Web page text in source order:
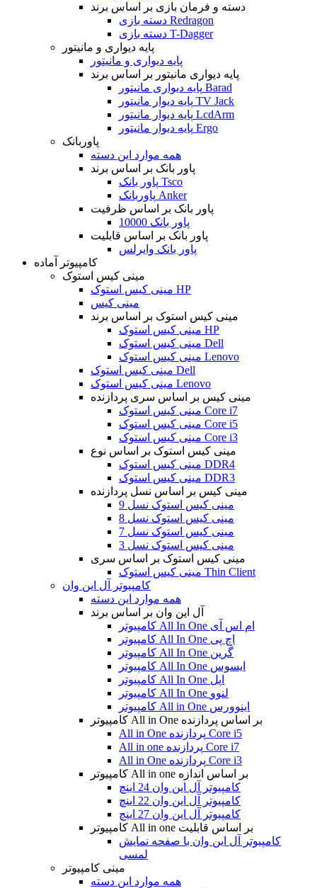
دسته و فرمان بازی بر اساس برند
دسته بازی Redragon
دسته بازی T-Dagger
پایه دیواری و مانیتور
پایه دیواری و مانیتور
پایه دیواری مانیتور بر اساس برند
پایه دیواری مانیتور Barad
پایه دیوار مانیتور TV Jack
پایه دیوار مانیتور LcdArm
پایه دیوار مانیتور Ergo
پاوربانک
همه موارد این دسته
پاور بانک بر اساس برند
پاور بانک Tsco
پاوربانک Anker
پاور بانک بر اساس ظرفیت
پاور بانک 10000
پاور بانک بر اساس قابلیت
پاور بانک وایرلس
کامپیوتر آماده
مینی کیس استوک
مینی کیس استوک HP
مینی کیس
مینی کیس استوک بر اساس برند
مینی کیس استوک HP
مینی کیس استوک Dell
مینی کیس استوک Lenovo
مینی کیس استوک Dell
مینی کیس استوک Lenovo
مینی کیس بر اساس سری پردازنده
مینی کیس استوک Core i7
مینی کیس استوک Core i5
مینی کیس استوک Core i3
مینی کیس استوک بر اساس نوع
مینی کیس استوک DDR4
مینی کیس استوک DDR3
مینی کیس بر اساس نسل پردازنده
مینی کیس استوک نسل 9
مینی کیس استوک نسل 8
مینی کیس استوک نسل 7
مینی کیس استوک نسل 3
مینی کیس استوک بر اساس سری
مینی کیس استوک Thin Client
کامپیوتر آل این وان
همه موارد این دسته
آل این وان بر اساس برند
کامپیوتر All In One ام اس آی
کامپیوتر All In One اچ پی
کامپیوتر All In One گرین
کامپیوتر All In One ایسوس
کامپیوتر All In One اپل
کامپیوتر All In One لنوو
کامپیوتر All in One اینوورس
کامپیوتر All in One بر اساس پردازنده
All in One پردازنده Core i5
All in one پردازنده Core i7
All in One پردازنده Core i3
کامپیوتر All in one بر اساس اندازه
کامپیوتر آل این وان 24 اینچ
کامپیوتر آل این وان 22 اینچ
کامپیوتر آل این وان 27 اینچ
کامپیوتر All in one بر اساس قابلیت
کامپیوتر آل این وان با صفحه نمایش
لمسی
مینی کامپیوتر
همه موارد این دسته